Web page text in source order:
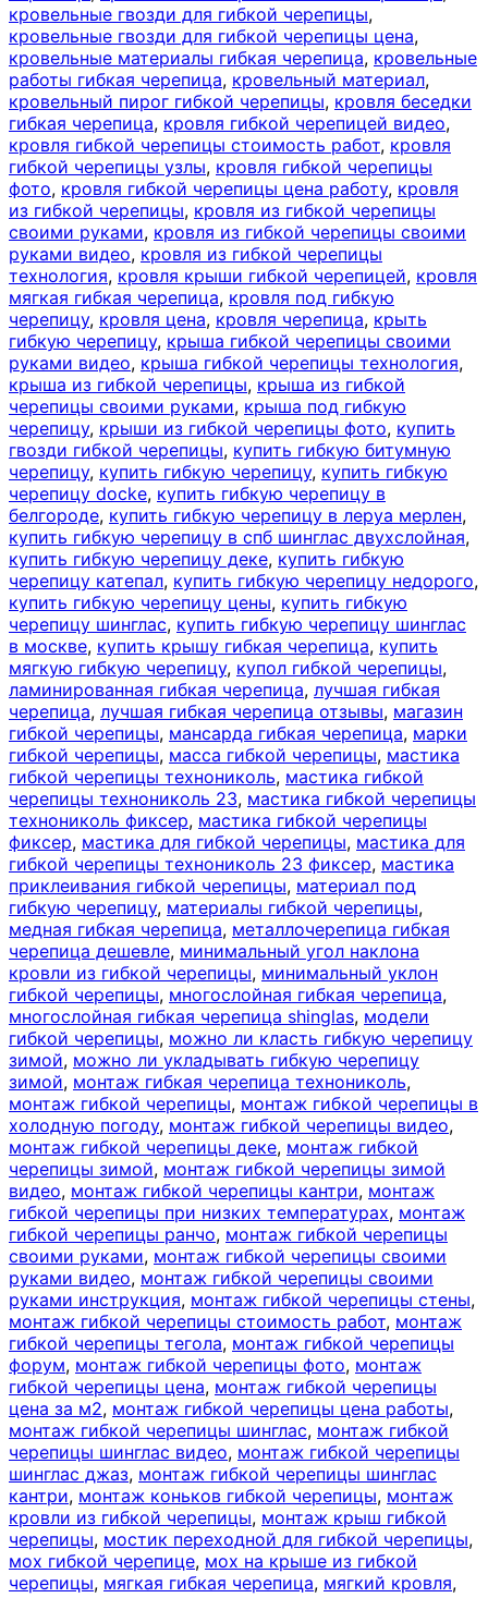
кровельные гвозди для гибкой черепицы,
кровельные гвозди для гибкой черепицы цена,
кровельные материалы гибкая черепица, кровельные
работы гибкая черепица, кровельный материал,
кровельный пирог гибкой черепицы, кровля беседки
гибкая черепица, кровля гибкой черепицей видео,
кровля гибкой черепицы стоимость работ, кровля
гибкой черепицы узлы, кровля гибкой черепицы
фото, кровля гибкой черепицы цена работу, кровля
из гибкой черепицы, кровля из гибкой черепицы
своими руками, кровля из гибкой черепицы своими
руками видео, кровля из гибкой черепицы
технология, кровля крыши гибкой черепицей, кровля
мягкая гибкая черепица, кровля под гибкую
черепицу, кровля цена, кровля черепица, крыть
гибкую черепицу, крыша гибкой черепицы своими
руками видео, крыша гибкой черепицы технология,
крыша из гибкой черепицы, крыша из гибкой
черепицы своими руками, крыша под гибкую
черепицу, крыши из гибкой черепицы фото, купить
гвозди гибкой черепицы, купить гибкую битумную
черепицу, купить гибкую черепицу, купить гибкую
черепицу docke, купить гибкую черепицу в
белгороде, купить гибкую черепицу в леруа мерлен,
купить гибкую черепицу в спб шинглас двухслойная,
купить гибкую черепицу деке, купить гибкую
черепицу катепал, купить гибкую черепицу недорого,
купить гибкую черепицу цены, купить гибкую
черепицу шинглас, купить гибкую черепицу шинглас
в москве, купить крышу гибкая черепица, купить
мягкую гибкую черепицу, купол гибкой черепицы,
ламинированная гибкая черепица, лучшая гибкая
черепица, лучшая гибкая черепица отзывы, магазин
гибкой черепицы, мансарда гибкая черепица, марки
гибкой черепицы, масса гибкой черепицы, мастика
гибкой черепицы технониколь, мастика гибкой
черепицы технониколь 23, мастика гибкой черепицы
технониколь фиксер, мастика гибкой черепицы
фиксер, мастика для гибкой черепицы, мастика для
гибкой черепицы технониколь 23 фиксер, мастика
приклеивания гибкой черепицы, материал под
гибкую черепицу, материалы гибкой черепицы,
медная гибкая черепица, металлочерепица гибкая
черепица дешевле, минимальный угол наклона
кровли из гибкой черепицы, минимальный уклон
гибкой черепицы, многослойная гибкая черепица,
многослойная гибкая черепица shinglas, модели
гибкой черепицы, можно ли класть гибкую черепицу
зимой, можно ли укладывать гибкую черепицу
зимой, монтаж гибкая черепица технониколь,
монтаж гибкой черепицы, монтаж гибкой черепицы в
холодную погоду, монтаж гибкой черепицы видео,
монтаж гибкой черепицы деке, монтаж гибкой
черепицы зимой, монтаж гибкой черепицы зимой
видео, монтаж гибкой черепицы кантри, монтаж
гибкой черепицы при низких температурах, монтаж
гибкой черепицы ранчо, монтаж гибкой черепицы
своими руками, монтаж гибкой черепицы своими
руками видео, монтаж гибкой черепицы своими
руками инструкция, монтаж гибкой черепицы стены,
монтаж гибкой черепицы стоимость работ, монтаж
гибкой черепицы тегола, монтаж гибкой черепицы
форум, монтаж гибкой черепицы фото, монтаж
гибкой черепицы цена, монтаж гибкой черепицы
цена за м2, монтаж гибкой черепицы цена работы,
монтаж гибкой черепицы шинглас, монтаж гибкой
черепицы шинглас видео, монтаж гибкой черепицы
шинглас джаз, монтаж гибкой черепицы шинглас
кантри, монтаж коньков гибкой черепицы, монтаж
кровли из гибкой черепицы, монтаж крыш гибкой
черепицы, мостик переходной для гибкой черепицы,
мох гибкой черепице, мох на крыше из гибкой
черепицы, мягкая гибкая черепица, мягкий кровля,